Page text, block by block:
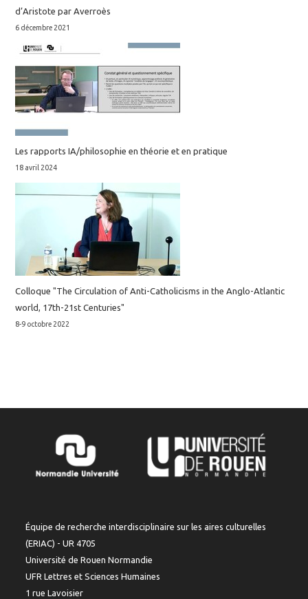
d’Aristote par Averroès
6 décembre 2021
Les rapports IA/philosophie en théorie et en pratique
18 avril 2024
Colloque "The Circulation of Anti-Catholicisms in the Anglo-Atlantic
world, 17th-21st Centuries"
8-9 octobre 2022
Équipe de recherche interdisciplinaire sur les aires culturelles
(ERIAC) - UR 4705
Université de Rouen Normandie
UFR Lettres et Sciences Humaines
1 rue Lavoisier